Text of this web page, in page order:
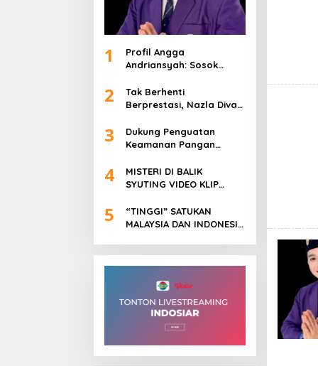
1
Profil Angga
Andriansyah: Sosok
Dinamis, dan Influencer
Nasional yang
2
Tak Berhenti
Berprestasi, Nazla Diva
Meniti Karier sebagai DJ
Setelah Sukses di Dunia
3
Dukung Penguatan
Keamanan Pangan
Award dari BPOM
4
MISTERI DI BALIK
SYUTING VIDEO KLIP
SALINDRY BERULANG KALI
MEMUTIH, KMY KMO
KESADARAN
5
“TINGGI” SATUKAN
MALAYSIA DAN INDONESIA